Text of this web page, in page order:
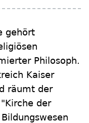
gehört
Philosoph.
Kaiser
räumt der
der